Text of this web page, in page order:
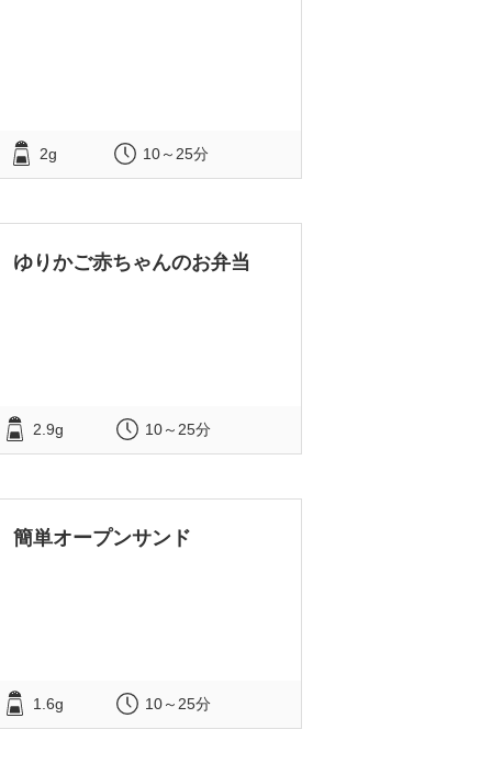
2g 10～25分
ゆりかご赤ちゃんのお弁当
2.9g 10～25分
簡単オープンサンド
1.6g 10～25分